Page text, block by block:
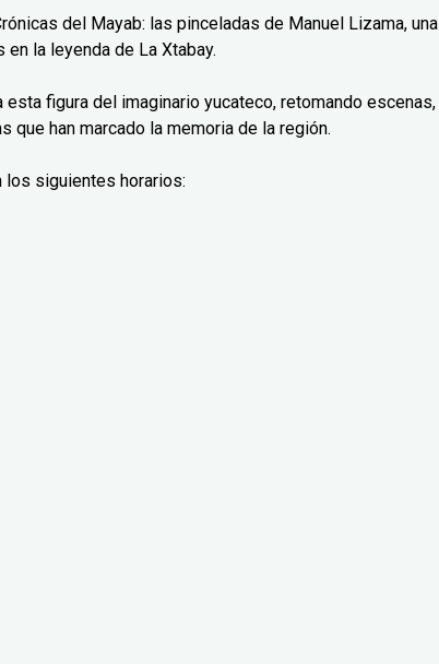
del Mayab: las pinceladas de Manuel Lizama, una
la leyenda de La Xtabay.
figura del imaginario yucateco, retomando escenas,
han marcado la memoria de la región.
siguientes horarios: